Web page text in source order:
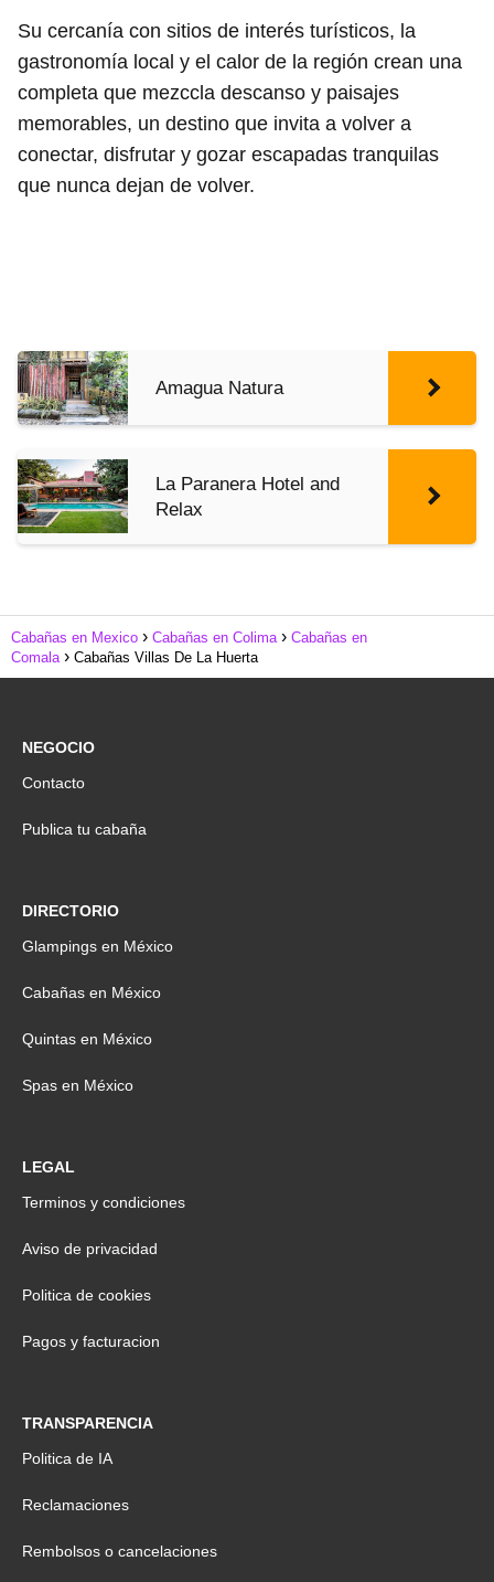
Su cercanía con sitios de interés turísticos, la
gastronomía local y el calor de la región crean una
completa que mezccla descanso y paisajes
memorables, un destino que invita a volver a
conectar, disfrutar y gozar escapadas tranquilas
que nunca dejan de volver.
Amagua Natura
La Paranera Hotel and
Relax
Cabañas en Mexico Cabañas en Colima
Cabañas en
Comala
Cabañas Villas De La Huerta
NEGOCIO
Contacto
Publica tu cabaña
DIRECTORIO
Glampings en México
Cabañas en México
Quintas en México
Spas en México
LEGAL
Terminos y condiciones
Aviso de privacidad
Politica de cookies
Pagos y facturacion
TRANSPARENCIA
Politica de IA
Reclamaciones
Rembolsos o cancelaciones